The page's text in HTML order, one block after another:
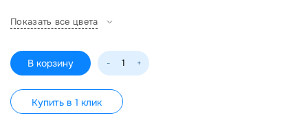
Показать все цвета
В корзину - +
Купить в 1 клик